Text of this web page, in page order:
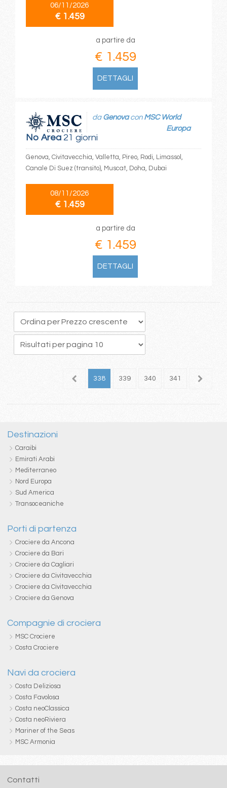
06/11/2026
€ 1.459
a partire da
€ 1.459
DETTAGLI
No Area21 giorni
da Genovacon MSC World
Europa
Genova, Civitavecchia, Valletta, Pireo, Rodi, Limassol,
Canale Di Suez (transito), Muscat, Doha, Dubai
08/11/2026
€ 1.459
a partire da
€ 1.459
DETTAGLI
337 338 339 340 341 342
Destinazioni
Caraibi
Emirati Arabi
Mediterraneo
Nord Europa
Sud America
Transoceaniche
Porti di partenza
Crociere da Ancona
Crociere da Bari
Crociere da Cagliari
Crociere da Civitavecchia
Crociere da Civitavecchia
Crociere da Genova
Compagnie di crociera
MSC Crociere
Costa Crociere
Navi da crociera
Costa Deliziosa
Costa Favolosa
Costa neoClassica
Costa neoRiviera
Mariner of the Seas
MSC Armonia
Contatti